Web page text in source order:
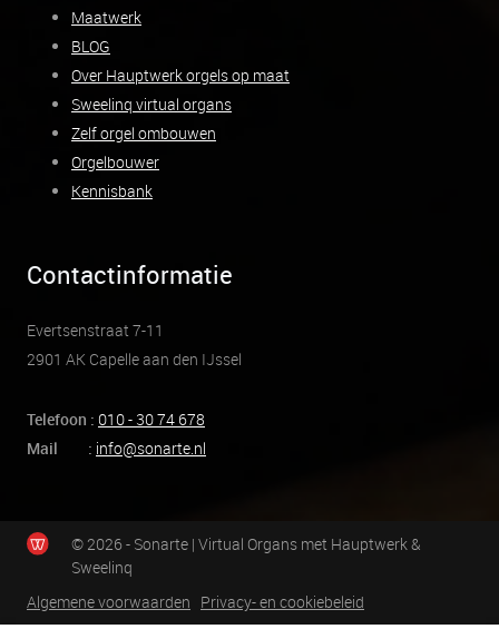
Maatwerk
BLOG
Over Hauptwerk orgels op maat
Sweelinq virtual organs
Zelf orgel ombouwen
Orgelbouwer
Kennisbank
Contactinformatie
Evertsenstraat 7-11
2901 AK Capelle aan den IJssel
Telefoon : 010 - 30 74 678
Mail : info@sonarte.nl
© 2026 - Sonarte | Virtual Organs met Hauptwerk &
Sweelinq
Algemene voorwaarden Privacy- en cookiebeleid